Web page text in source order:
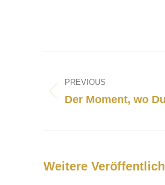
navigation
PREVIOUS
Previous
Der Moment, wo
Weitere